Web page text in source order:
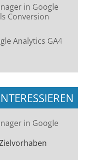
in Google
Conversion
Analytics GA4
in Google